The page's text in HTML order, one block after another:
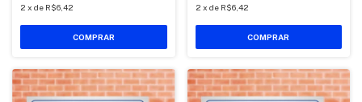
2 x de R$6,42
COMPRAR
2 x de R$6,42
COMPRAR